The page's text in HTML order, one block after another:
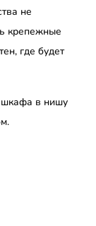
не
крепежные
где будет
шкафа в нишу